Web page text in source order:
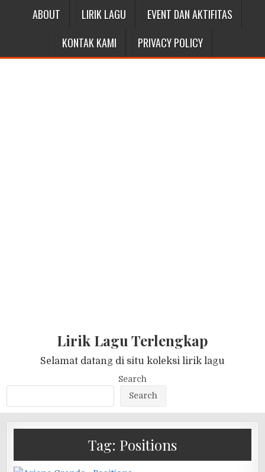
ABOUT LIRIK LAGU
EVENT DAN AKTIFITAS
KONTAK KAMI
PRIVACY POLICY
Lirik Lagu Terlengkap
Selamat datang di situ koleksi lirik lagu
Search
Search
Tag: Positions